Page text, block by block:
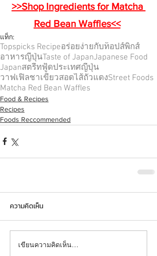
>>Shop Ingredients for Matcha
Red Bean Waffles<<
แท็ก:
Topspicks Recipeอร่อยง่ายกับท็อปส์พิกส์
อาหารญี่ปุ่นTaste of JapanJapanese Food
Japanสตรีทฟู้ดประเทศญี่ปุ่น
วาฟเฟิลชาเขียวสอดไส้ถั่วแดงStreet Foods
Matcha Red Bean Waffles
Food & Recipes
Recipes
Foods Reccommended
ความคิดเห็น
เขียนความคิดเห็น…